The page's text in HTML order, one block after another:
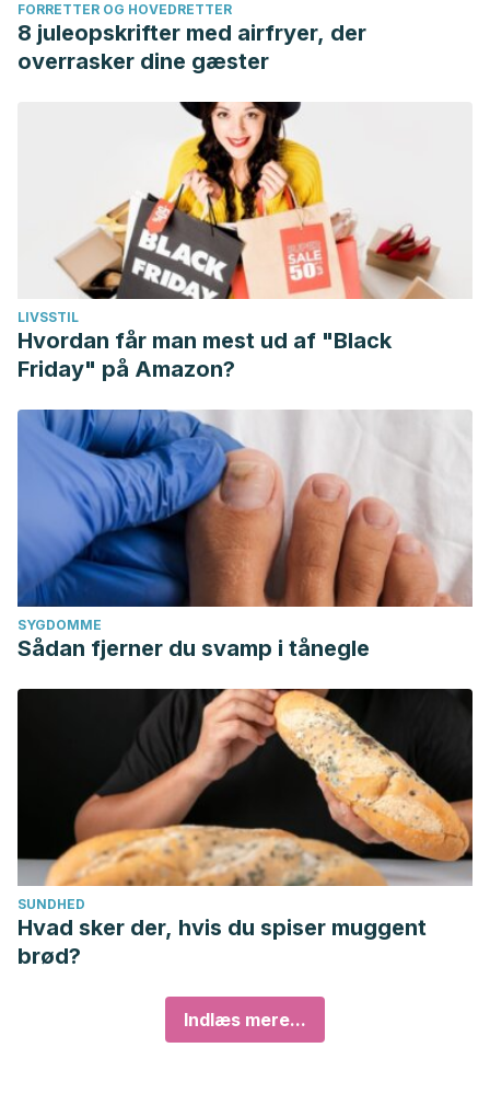
FORRETTER OG HOVEDRETTER
8 juleopskrifter med airfryer, der
overrasker dine gæster
LIVSSTIL
Hvordan får man mest ud af "Black
Friday" på Amazon?
SYGDOMME
Sådan fjerner du svamp i tånegle
SUNDHED
Hvad sker der, hvis du spiser muggent
brød?
Indlæs mere...